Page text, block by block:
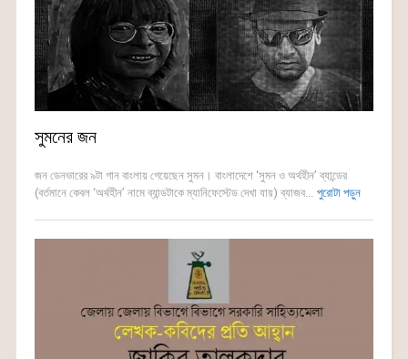
সুমনের জন
জন ডেনভারের ৯টা গান বাংলায় গেয়েছেন সুমন। বাংলাদেশে ‘সুমন ও অর্থহীন’ ব্যান্ডের
(বর্তমানে কেবল ‘অর্থহীন’ নামে ব্যান্ডটাকে ম্যানিফেস্টেড দেখা যায়) ব্যাজব... পুরোটা পড়ুন